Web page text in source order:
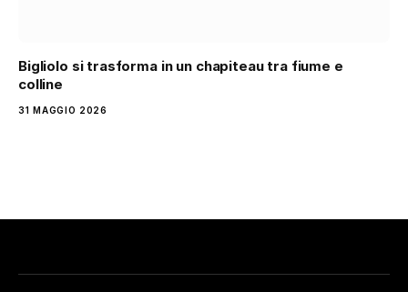
Bigliolo si trasforma in un chapiteau tra fiume e
colline
31 MAGGIO 2026